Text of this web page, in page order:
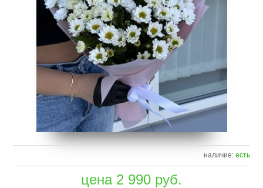
наличие: есть
цена 2 990 руб.